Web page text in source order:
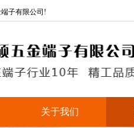
子有限公司!
关于我们